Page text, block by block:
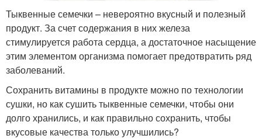
Тыквенные семечки – невероятно вкусный и полезный
продукт. За счет содержания в них железа
стимулируется работа сердца, а достаточное насыщение
этим элементом организма помогает предотвратить ряд
заболеваний.
Сохранить витамины в продукте можно по технологии
сушки, но как сушить тыквенные семечки, чтобы они
долго хранились, и как правильно сохранить, чтобы
вкусовые качества только улучшились?